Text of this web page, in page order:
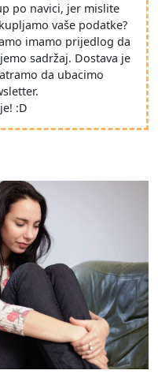
po navici, jer mislite
vaše podatke?
imamo prijedlog da
sadržaj. Dostava je
da ubacimo
:D